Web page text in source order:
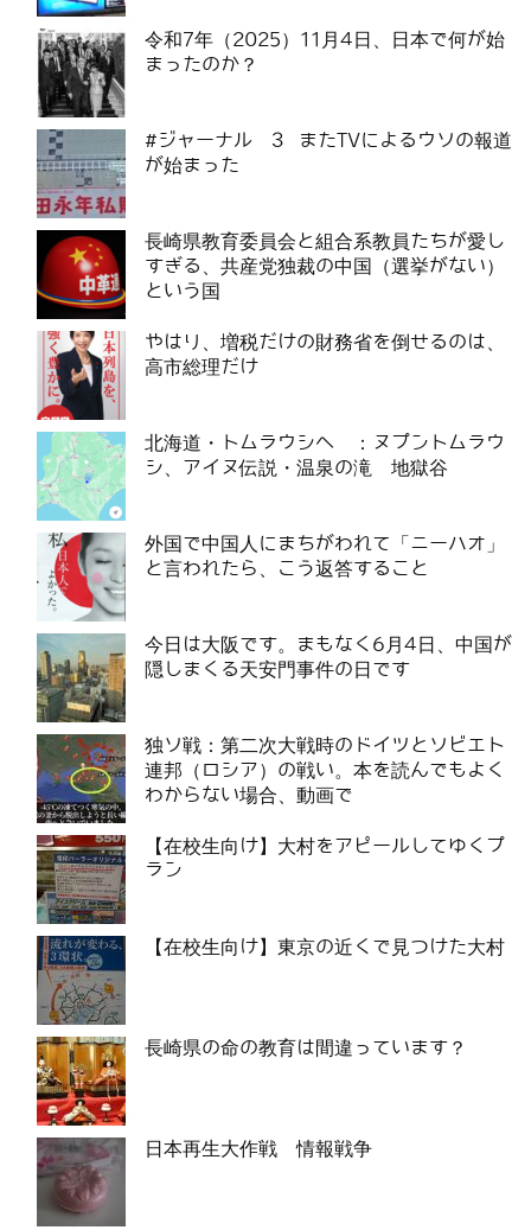
令和7年（2025）11月4日、日本で何が始
まったのか？
#ジャーナル 3 またTVによるウソの報道
が始まった
長崎県教育委員会と組合系教員たちが愛し
すぎる、共産党独裁の中国（選挙がない）
という国
やはり、増税だけの財務省を倒せるのは、
高市総理だけ
北海道・トムラウシへ ：ヌプントムラウ
シ、アイヌ伝説・温泉の滝 地獄谷
外国で中国人にまちがわれて「ニーハオ」
と言われたら、こう返答すること
今日は大阪です。まもなく6月4日、中国が
隠しまくる天安門事件の日です
独ソ戦：第二次大戦時のドイツとソビエト
連邦（ロシア）の戦い。本を読んでもよく
わからない場合、動画で
【在校生向け】大村をアピールしてゆくプ
ラン
【在校生向け】東京の近くで見つけた大村
長崎県の命の教育は間違っています？
日本再生大作戦 情報戦争